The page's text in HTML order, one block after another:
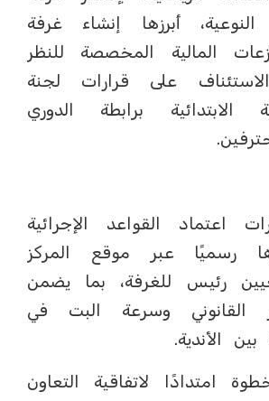
أبرزها إنشاء غرفة
المالية المخصصة للنظر
على قرارات لجنة
الابتدائية برابطة الدوري
اعتماد القواعد الإجرائية
رسميًا عبر موقع المركز
رئيس للغرفة، بما يضمن
القانوني وسرعة البت في
بين الأندية.
امتدادًا لاتفاقية التعاون